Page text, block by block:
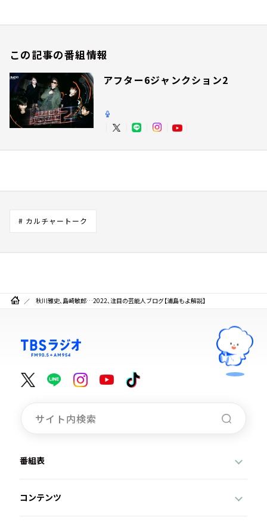
この記事の番組情報
アフター6ジャンクション2
# カルチャートーク
秋川雅史、島崎敏郎…2022、注目の芸能人ブログ【浦島もよ解説】
番組表
コンテンツ